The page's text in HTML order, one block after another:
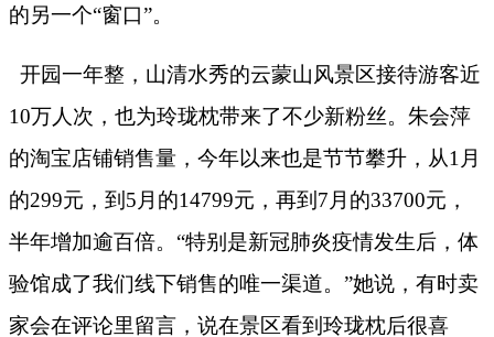
的另一个“窗口”。
开园一年整，山清水秀的云蒙山风景区接待游客近
10万人次，也为玲珑枕带来了不少新粉丝。朱会萍
的淘宝店铺销售量，今年以来也是节节攀升，从1 月
的299元，到 5 月的14799元，再到 7 月的33700元，
半年增加逾百倍。“特别是新冠肺炎疫情发生后，体
验馆成了我们线下销售的唯一渠道。”她说，有时卖
家会在评论里留言，说在景区看到玲珑枕后很喜